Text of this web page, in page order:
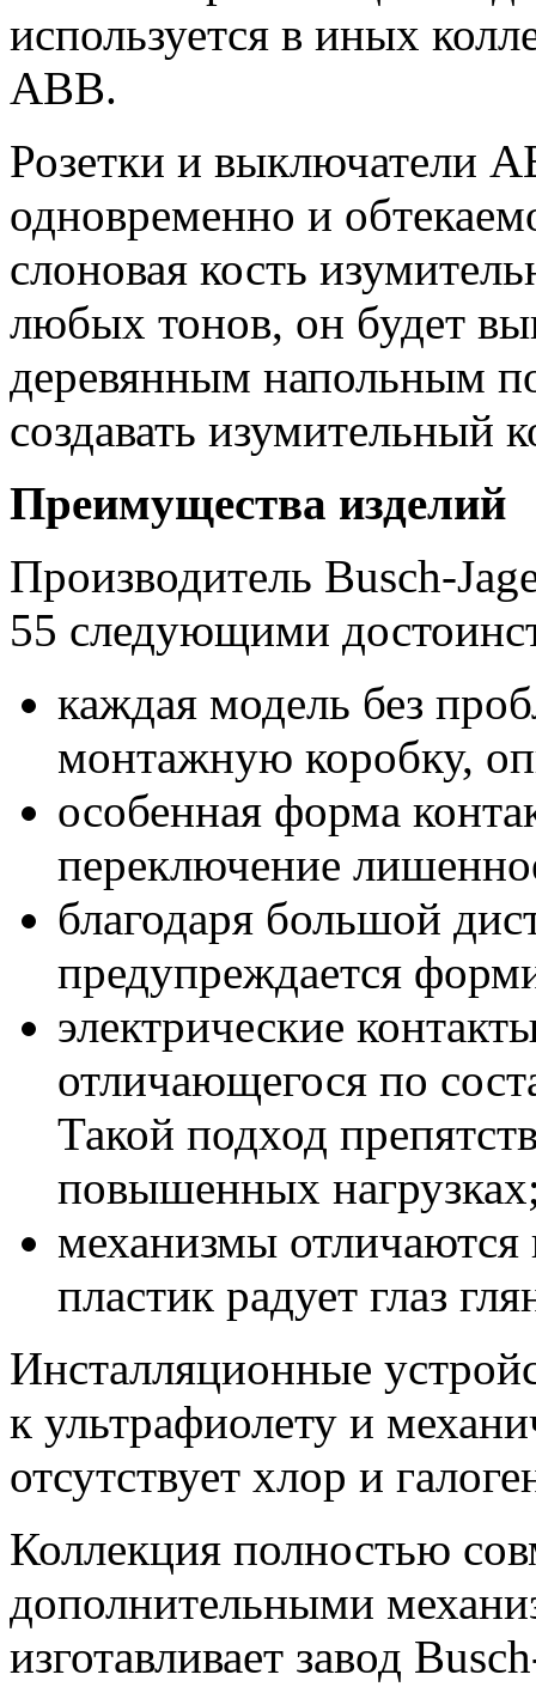
используется в иных
ABB.
Розетки и выключатели
одновременно и
слоновая кость
любых тонов, он будет
деревянным напольным
создавать изумительный
Преимущества изделий
Производитель Busch-
55 следующими
каждая модель без
монтажную коробку,
особенная форма
переключение
благодаря большой
предупреждается
электрические
отличающегося по
Такой подход
повышенных
механизмы отличаются
пластик радует глаз
Инсталляционные
к ультрафиолету и
отсутствует хлор и
Коллекция полностью
дополнительными
изготавливает завод